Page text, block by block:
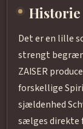
Historie
Det er en lille
strengt
ZAISER
forskellige
sjældenhed
sælges direkte